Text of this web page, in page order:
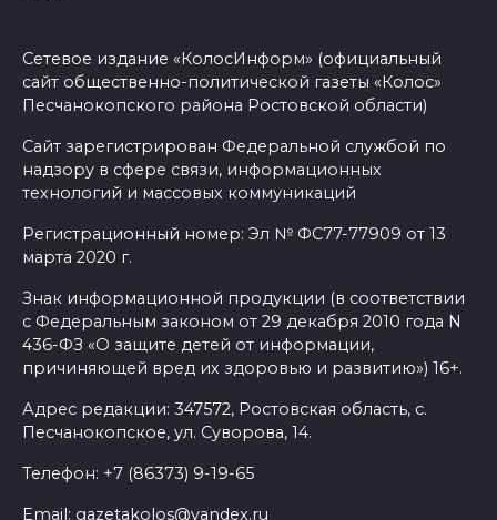
Сетевое издание «КолосИнформ» (официальный
сайт общественно-политической газеты «Колос»
Песчанокопского района Ростовской области)
Сайт зарегистрирован Федеральной службой по
надзору в сфере связи, информационных
технологий и массовых коммуникаций
Регистрационный номер: Эл № ФС77-77909 от 13
марта 2020 г.
Знак информационной продукции (в соответствии
с Федеральным законом от 29 декабря 2010 года N
436-ФЗ «О защите детей от информации,
причиняющей вред их здоровью и развитию») 16+.
Адрес редакции: 347572, Ростовская область, с.
Песчанокопское, ул. Суворова, 14.
Телефон: +7 (86373) 9-19-65
Email: gazetakolos@yandex.ru